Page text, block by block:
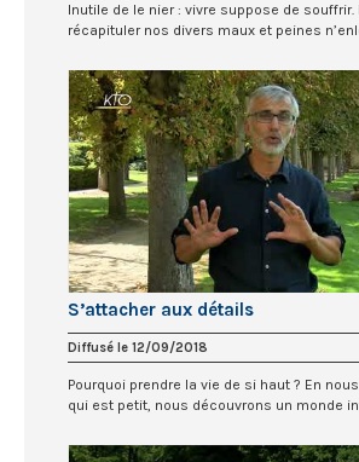
Inutile de le nier : vivre suppose de souffrir.
récapituler nos divers maux et peines
S’attacher aux détails
Diffusé le 12/09/2018
Pourquoi prendre la vie de si haut ? En
qui est petit, nous découvrons un monde